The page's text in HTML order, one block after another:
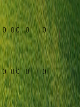
0 0:0 0 0
0 0:0 0 0